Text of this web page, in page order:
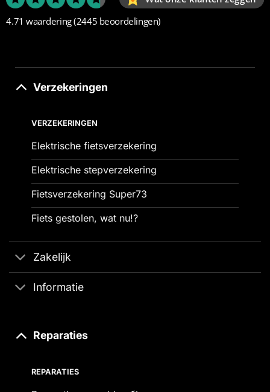
4.71 waardering(2445 beoordelingen)
Verzekeringen
VERZEKERINGEN
Elektrische fietsverzekering
Elektrische stepverzekering
Fietsverzekering Super73
Fiets gestolen, wat nu!?
Zakelijk
Informatie
Reparaties
REPARATIES